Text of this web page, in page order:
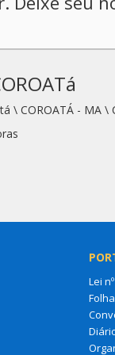
\ COROATÁ - MA \
Lei